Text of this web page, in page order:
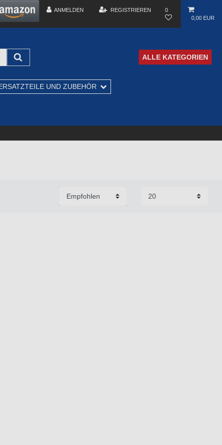
ANMELDEN REGISTRIEREN
0
0,00 EUR
ALLE KATEGORIEN
UND ZUBEHÖR